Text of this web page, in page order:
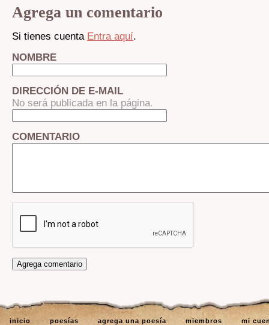
Agrega un comentario
Si tienes cuenta Entra aquí.
NOMBRE
DIRECCIÓN DE E-MAIL
No será publicada en la página.
COMENTARIO
inicio poesías agrega una poesía miembros mi